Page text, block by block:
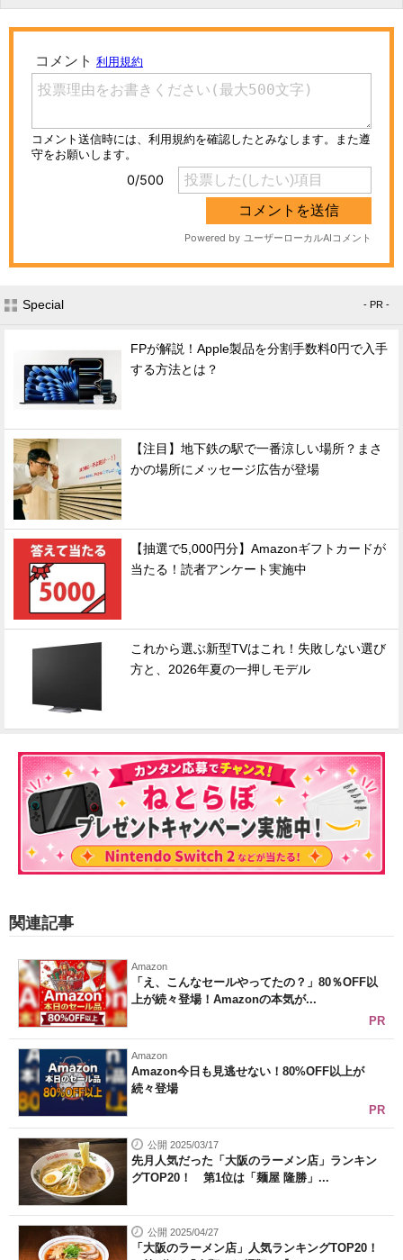
Special - PR -
FPが解説！Apple製品を分割手数料0円で入手
する方法とは？
【注目】地下鉄の駅で一番涼しい場所？まさ
かの場所にメッセージ広告が登場
【抽選で5,000円分】Amazonギフトカードが
当たる！読者アンケート実施中
これから選ぶ新型TVはこれ！失敗しない選び
方と、2026年夏の一押しモデル
関連記事
Amazon
「え、こんなセールやってたの？」80％OFF以
上が続々登場！Amazonの本気が...
PR
Amazon
Amazon今日も見逃せない！80%OFF以上が
続々登場
PR
公開 2025/03/17
先月人気だった「大阪のラーメン店」ランキン
グTOP20！ 第1位は「麺屋 隆勝」...
公開 2025/04/27
「大阪のラーメン店」人気ランキングTOP20！